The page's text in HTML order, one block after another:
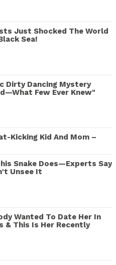
Just Shocked The World
Sea!
Dirty Dancing Mystery
Few Ever Knew"
Kicking Kid And Mom –
Snake Does—Experts Say
Unsee It
Wanted To Date Her In
& This Is Her Recently